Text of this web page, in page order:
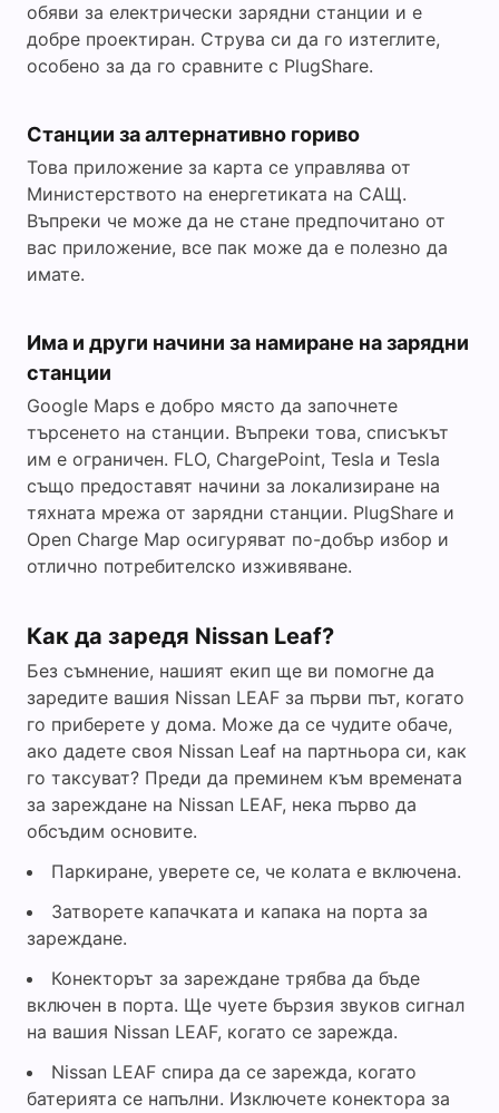
обяви за електрически зарядни станции и е
добре проектиран. Струва си да го изтеглите,
особено за да го сравните с PlugShare.
Станции за алтернативно гориво
Това приложение за карта се управлява от
Министерството на енергетиката на САЩ.
Въпреки че може да не стане предпочитано от
вас приложение, все пак може да е полезно да
имате.
Има и други начини за намиране на зарядни
станции
Google Maps е добро място да започнете
търсенето на станции. Въпреки това, списъкът
им е ограничен. FLO, ChargePoint, Tesla и Tesla
също предоставят начини за локализиране на
тяхната мрежа от зарядни станции. PlugShare и
Open Charge Map осигуряват по-добър избор и
отлично потребителско изживяване.
Как да заредя Nissan Leaf?
Без съмнение, нашият екип ще ви помогне да
заредите вашия Nissan LEAF за първи път, когато
го приберете у дома. Може да се чудите обаче,
ако дадете своя Nissan Leaf на партньора си, как
го таксуват? Преди да преминем към времената
за зареждане на Nissan LEAF, нека първо да
обсъдим основите.
Паркиране, уверете се, че колата е включена.
Затворете капачката и капака на порта за
зареждане.
Конекторът за зареждане трябва да бъде
включен в порта. Ще чуете бързия звуков сигнал
на вашия Nissan LEAF, когато се зарежда.
Nissan LEAF спира да се зарежда, когато
батерията се напълни. Изключете конектора за